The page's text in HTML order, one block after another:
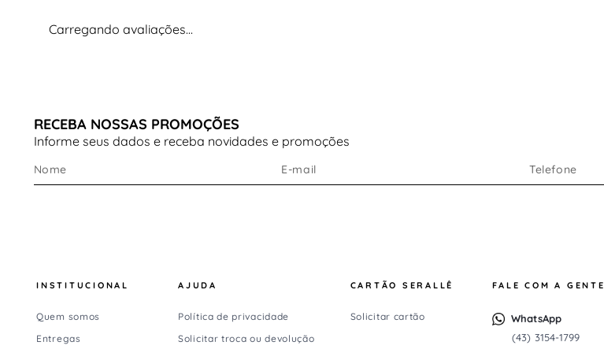
Carregando avaliações…
RECEBA NOSSAS PROMOÇÕES
Informe seus dados e receba novidades e promoções
INSTITUCIONAL
Quem somos
Entregas
AJUDA
Política de privacidade
Solicitar troca ou devolução
CARTÃO SERALLÊ
Solicitar cartão
FALE COM A GENTE
WhatsApp
(43) 3154-1799